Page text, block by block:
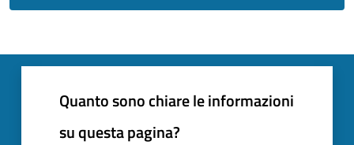
Quanto sono chiare le informazioni
su questa pagina?